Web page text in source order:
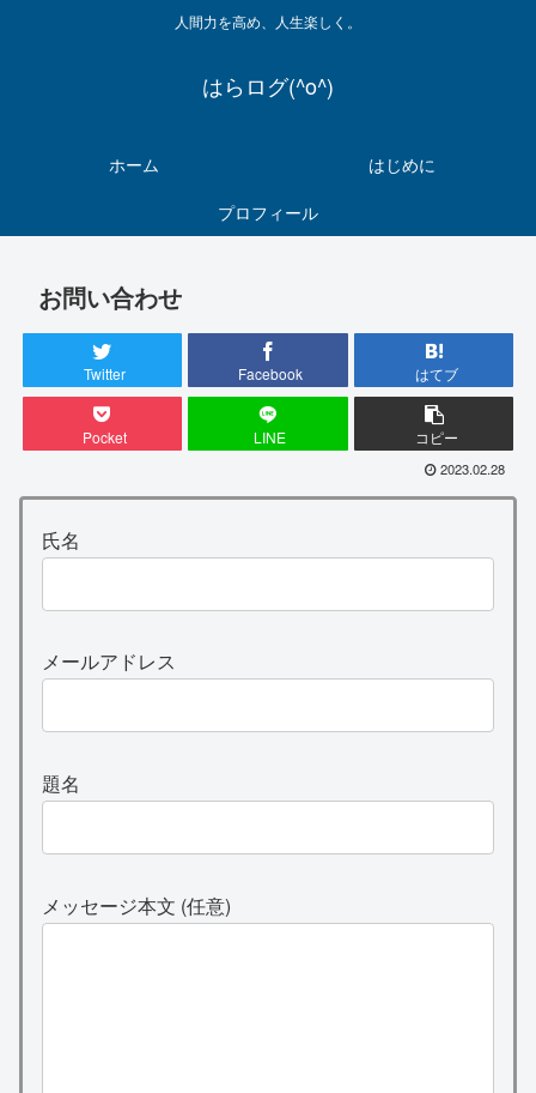
人間力を高め、人生楽しく。
はらログ(^o^)
ホーム
はじめに
プロフィール
お問い合わせ
Twitter Facebook はてブ
Pocket LINE コピー
2023.02.28
氏名
メールアドレス
題名
メッセージ本文 (任意)